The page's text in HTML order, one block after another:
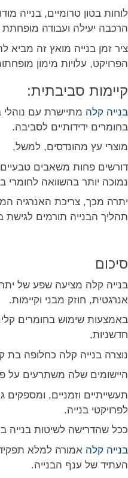
לוחות בטון טרומיים, בנייה
הרכבה יעילה ועבודה
ציר זמן בנייה מואץ זה
הפרויקט, עלויות מימון
קיימות סביבתית:
בנייה קלה מתיישרת עם נוהלי
בחומרים ידידותיים לסביבה.
מוצרי עץ מהונדסים, למשל,
דורשים פחות משאבים
נמוכה יותר בהשוואה לחומרי
יתרה מכך, צריכת האנרגיה
תהליך הבנייה תורמים לגישת
סיכום
בנייה קלה מציעה שפע של
אנרגטית, חוזק מבני וקיימות.
באמצעות שימוש בחומרים
חדשניות,
נוצרה בנייה קלה כחלופה בת
היישומים שלה משתרעים על
תעשייתיים וזמניים, ומספקים
לפרויקטי בנייה.
ככל שהדרישה לשיטות בנייה
בנייה קלה אמורה למלא תפקיד
העתיד של ענף הבנייה.